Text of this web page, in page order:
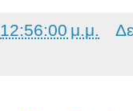
12:56:00 μ.μ.